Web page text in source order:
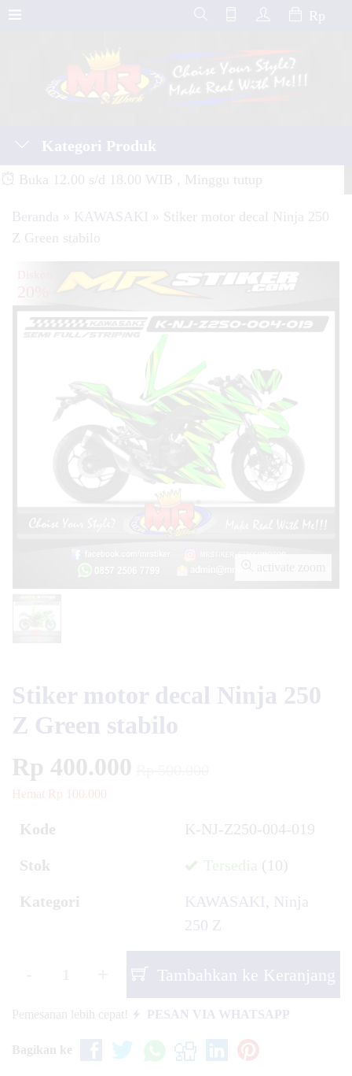
Rp
Kategori Produk
Buka 12.00 s/d 18.00 WIB , Minggu tutup
Beranda » KAWASAKI » Stiker motor decal Ninja 250
Z Green stabilo
activate zoom
Stiker motor decal Ninja 250
Z Green stabilo
Rp 400.000
Hemat Rp 100.000
Kode K-NJ-Z250-004-019
Stok Tersedia (10)
Kategori KAWASAKI , Ninja
250 Z
Tambahkan ke Keranjang
Pemesanan lebih cepat! PESAN VIA WHATSAPP
Bagikan ke